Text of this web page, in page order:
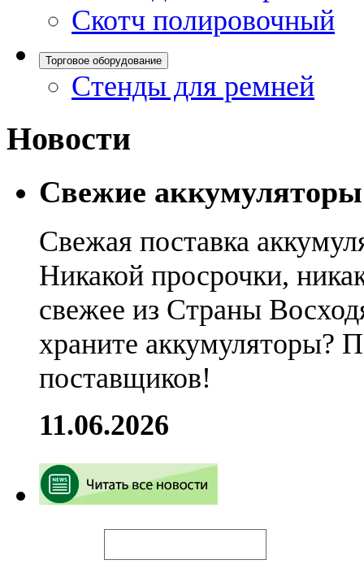
Скотч полировочный
Торговое оборудование
Стенды для ремней
Новости
Свежие
Свежая поставка
Никакой просрочки,
свежее из Страны
храните аккумуляторы?
поставщиков!
11.06.2026